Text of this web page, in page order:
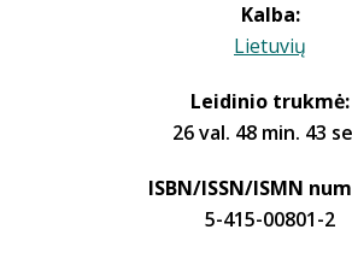
Kalba:
Lietuvių
Leidinio trukmė:
26 val. 48 min. 43
ISBN/ISSN/ISMN
5-415-00801-2